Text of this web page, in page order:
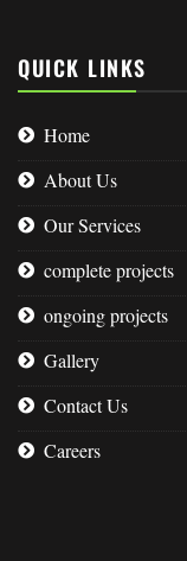
QUICK LINKS
Home
About Us
Our Services
complete projects
ongoing projects
Gallery
Contact Us
Careers